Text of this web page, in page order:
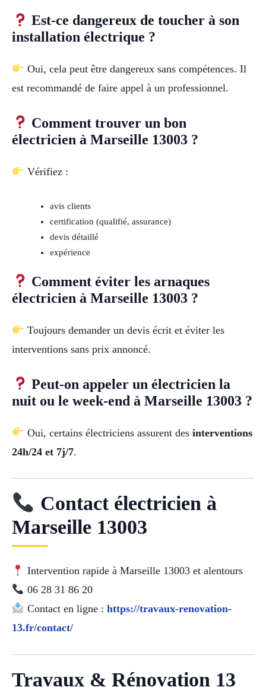
Est-ce dangereux de toucher à son
installation électrique ?
Oui, cela peut être dangereux sans compétences. Il
est recommandé de faire appel à un professionnel.
Comment trouver un bon
électricien à Marseille 13003 ?
Vérifiez :
avis clients
certification (qualifié, assurance)
devis détaillé
expérience
Comment éviter les arnaques
électricien à Marseille 13003 ?
Toujours demander un devis écrit et éviter les
interventions sans prix annoncé.
Peut-on appeler un électricien la
nuit ou le week-end à Marseille 13003 ?
Oui, certains électriciens assurent des interventions
24h/24 et 7j/7.
Contact électricien à
Marseille 13003
Intervention rapide à Marseille 13003 et alentours
06 28 31 86 20
Contact en ligne : https://travaux-renovation-
13.fr/contact/
Travaux & Rénovation 13